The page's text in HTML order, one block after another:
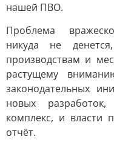
нашей ПВО.
Проблема
никуда не
производствам и
растущему
законодательных
новых
комплекс, и власти
отчёт.